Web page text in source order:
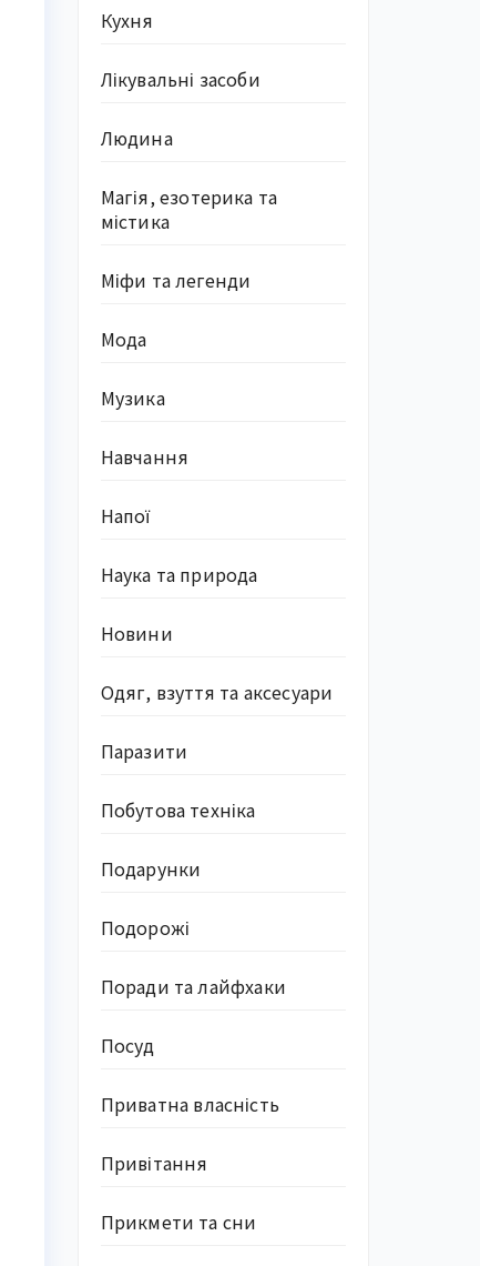
Кухня
Лікувальні засоби
Людина
Магія, езотерика та
містика
Міфи та легенди
Мода
Музика
Навчання
Напої
Наука та природа
Новини
Одяг, взуття та аксесуари
Паразити
Побутова техніка
Подарунки
Подорожі
Поради та лайфхаки
Посуд
Приватна власність
Привітання
Прикмети та сни